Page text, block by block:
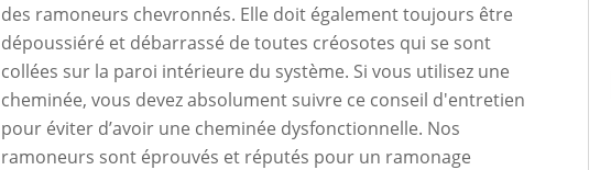
des ramoneurs chevronnés. Elle doit également toujours être
dépoussiéré et débarrassé de toutes créosotes qui se sont
collées sur la paroi intérieure du système. Si vous utilisez une
cheminée, vous devez absolument suivre ce conseil d'entretien
pour éviter d’avoir une cheminée dysfonctionnelle. Nos
ramoneurs sont éprouvés et réputés pour un ramonage